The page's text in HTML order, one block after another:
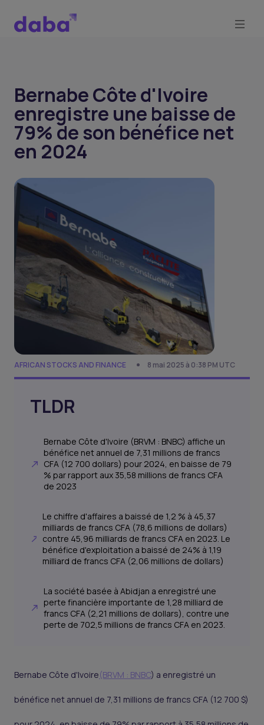
Bernabe Côte d'Ivoire
enregistre une baisse de
79% de son bénéfice net
en 2024
AFRICAN STOCKS AND FINANCE 8 mai 2025 à 0:38 PM UTC
TLDR
Bernabe Côte d'Ivoire (BRVM : BNBC) affiche un
bénéfice net annuel de 7,31 millions de francs
CFA (12 700 dollars) pour 2024, en baisse de 79
% par rapport aux 35,58 millions de francs CFA
de 2023
Le chiffre d'affaires a baissé de 1,2 % à 45,37
milliards de francs CFA (78,6 millions de dollars)
contre 45,96 milliards de francs CFA en 2023. Le
bénéfice d'exploitation a baissé de 24% à 1,19
milliard de francs CFA (2,06 millions de dollars)
La société basée à Abidjan a enregistré une
perte financière importante de 1,28 milliard de
francs CFA (2,21 millions de dollars), contre une
perte de 702,5 millions de francs CFA en 2023.
Bernabe Côte d'Ivoire(BRVM : BNBC) a enregistré un
bénéfice net annuel de 7,31 millions de francs CFA (12 700 $)